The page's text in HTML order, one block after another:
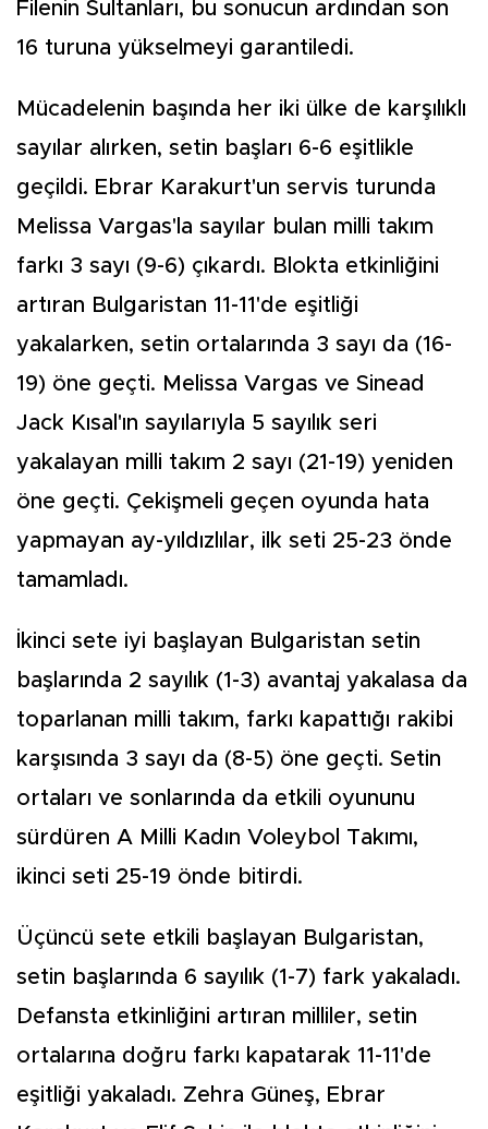
Filenin Sultanları, bu sonucun ardından son
16 turuna yükselmeyi garantiledi.
Mücadelenin başında her iki ülke de karşılıklı
sayılar alırken, setin başları 6-6 eşitlikle
geçildi. Ebrar Karakurt'un servis turunda
Melissa Vargas'la sayılar bulan milli takım
farkı 3 sayı (9-6) çıkardı. Blokta etkinliğini
artıran Bulgaristan 11-11'de eşitliği
yakalarken, setin ortalarında 3 sayı da (16-
19) öne geçti. Melissa Vargas ve Sinead
Jack Kısal'ın sayılarıyla 5 sayılık seri
yakalayan milli takım 2 sayı (21-19) yeniden
öne geçti. Çekişmeli geçen oyunda hata
yapmayan ay-yıldızlılar, ilk seti 25-23 önde
tamamladı.
İkinci sete iyi başlayan Bulgaristan setin
başlarında 2 sayılık (1-3) avantaj yakalasa da
toparlanan milli takım, farkı kapattığı rakibi
karşısında 3 sayı da (8-5) öne geçti. Setin
ortaları ve sonlarında da etkili oyununu
sürdüren A Milli Kadın Voleybol Takımı,
ikinci seti 25-19 önde bitirdi.
Üçüncü sete etkili başlayan Bulgaristan,
setin başlarında 6 sayılık (1-7) fark yakaladı.
Defansta etkinliğini artıran milliler, setin
ortalarına doğru farkı kapatarak 11-11'de
eşitliği yakaladı. Zehra Güneş, Ebrar